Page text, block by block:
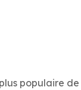
populaire de